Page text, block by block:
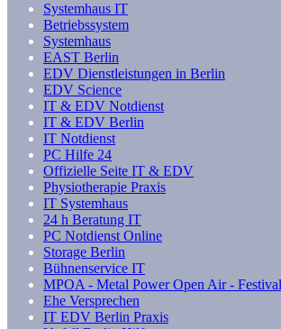
Systemhaus IT
Betriebssystem
Systemhaus
EAST Berlin
EDV Dienstleistungen in Berlin
EDV Science
IT & EDV Notdienst
IT & EDV Berlin
IT Notdienst
PC Hilfe 24
Offizielle Seite IT & EDV
Physiotherapie Praxis
IT Systemhaus
24 h Beratung IT
PC Notdienst Online
Storage Berlin
Bühnenservice IT
MPOA - Metal Power Open Air -
Ehe Versprechen
IT EDV Berlin Praxis